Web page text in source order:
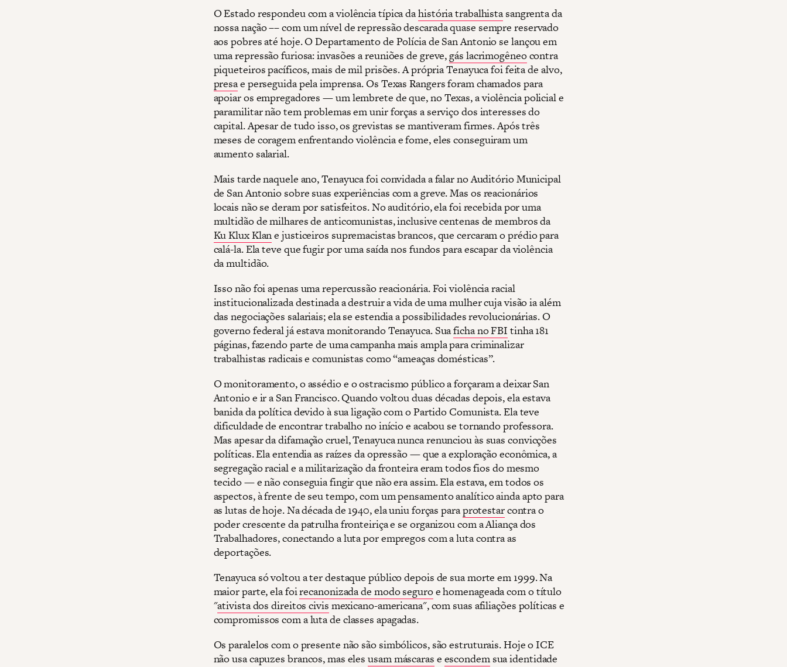
O Estado respondeu com a violência típica dahistória trabalhistasangrenta da
nossa nação –– com um nível de repressão descarada quase sempre reservado
aos pobres até hoje. O Departamento de Polícia de San Antonio se lançou em
uma repressão furiosa: invasões a reuniões de greve,gás lacrimogêneocontra
piqueteiros pacíficos, mais de mil prisões. A própria Tenayuca foi feita de alvo,
presae perseguida pela imprensa. Os Texas Rangers foram chamados para
apoiar os empregadores — um lembrete de que, no Texas, a violência policial e
paramilitar não tem problemas em unir forças a serviço dos interesses do
capital. Apesar de tudo isso, os grevistas se mantiveram firmes. Após três
meses de coragem enfrentando violência e fome, eles conseguiram um
aumento salarial.
Mais tarde naquele ano, Tenayuca foi convidada a falar no Auditório Municipal
de San Antonio sobre suas experiências com a greve. Mas os reacionários
locais não se deram por satisfeitos. No auditório, ela foi recebida por uma
multidão de milhares de anticomunistas, inclusive centenas de membros da
Ku Klux Klane justiceiros supremacistas brancos, que cercaram o prédio para
calá-la. Ela teve que fugir por uma saída nos fundos para escapar da violência
da multidão.
Isso não foi apenas uma repercussão reacionária. Foi violência racial
institucionalizada destinada a destruir a vida de uma mulher cuja visão ia além
das negociações salariais; ela se estendia a possibilidades revolucionárias. O
governo federal já estava monitorando Tenayuca. Suaficha no FBI tinha 181
páginas, fazendo parte de uma campanha mais ampla para criminalizar
trabalhistas radicais e comunistas como “ameaças domésticas”.
O monitoramento, o assédio e o ostracismo público a forçaram a deixar San
Antonio e ir a San Francisco. Quando voltou duas décadas depois, ela estava
banida da política devido à sua ligação com o Partido Comunista. Ela teve
dificuldade de encontrar trabalho no início e acabou se tornando professora.
Mas apesar da difamação cruel, Tenayuca nunca renunciou às suas convicções
políticas. Ela entendia as raízes da opressão — que a exploração econômica, a
segregação racial e a militarização da fronteira eram todos fios do mesmo
tecido — e não conseguia fingir que não era assim. Ela estava, em todos os
aspectos, à frente de seu tempo, com um pensamento analítico ainda apto para
as lutas de hoje. Na década de 1940, ela uniu forças paraprotestarcontra o
poder crescente da patrulha fronteiriça e se organizou com a Aliança dos
Trabalhadores, conectando a luta por empregos com a luta contra as
deportações.
Tenayuca só voltou a ter destaque público depois de sua morte em 1999. Na
maior parte, ela foirecanonizada de modo seguroe homenageada com o título
"ativista dos direitos civis mexicano-americana", com suas afiliações políticas e
compromissos com a luta de classes apagadas.
Os paralelos com o presente não são simbólicos, são estruturais. Hoje o ICE
não usa capuzes brancos, mas elesusam máscaras e escondemsua identidade